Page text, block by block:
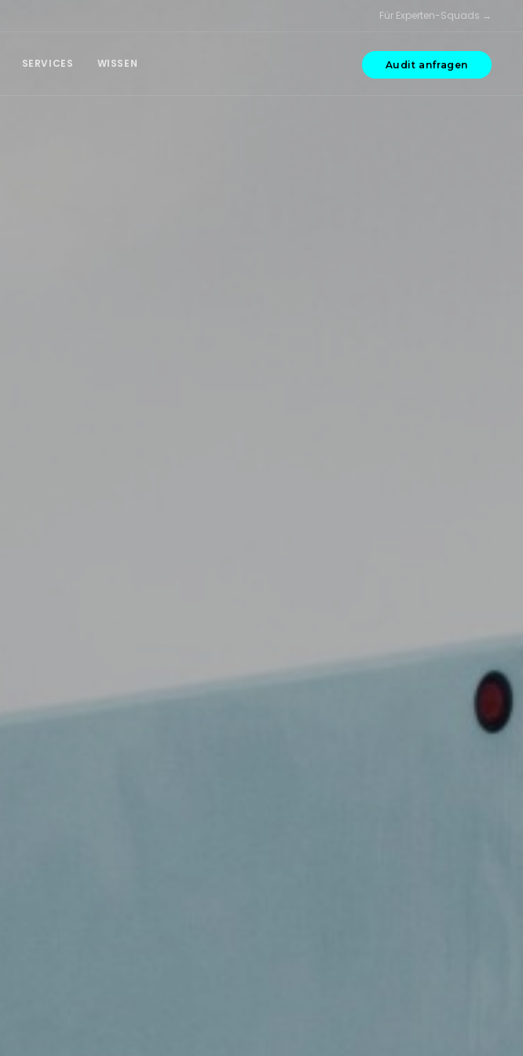
Für Experten-Squads →
SERVICES WISSEN Audit anfragen